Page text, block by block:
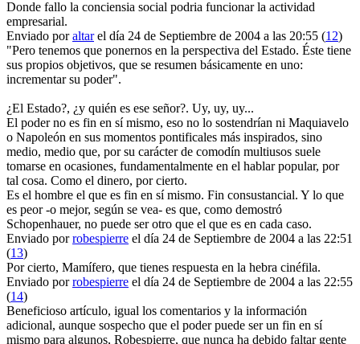
Donde fallo la conciensia social podria funcionar la actividad
empresarial.
Enviado poraltarel día 24 de Septiembre de 2004 a las 20:55 (12)
"Pero tenemos que ponernos en la perspectiva del Estado. Éste tiene
sus propios objetivos, que se resumen básicamente en uno:
incrementar su poder".
¿El Estado?, ¿y quién es ese señor?. Uy, uy, uy...
El poder no es fin en sí mismo, eso no lo sostendrían ni Maquiavelo
o Napoleón en sus momentos pontificales más inspirados, sino
medio, medio que, por su carácter de comodín multiusos suele
tomarse en ocasiones, fundamentalmente en el hablar popular, por
tal cosa. Como el dinero, por cierto.
Es el hombre el que es fin en sí mismo. Fin consustancial. Y lo que
es peor -o mejor, según se vea- es que, como demostró
Schopenhauer, no puede ser otro que el que es en cada caso.
Enviado porrobespierre el día 24 de Septiembre de 2004 a las 22:51
(13)
Por cierto, Mamífero, que tienes respuesta en la hebra cinéfila.
Enviado porrobespierre el día 24 de Septiembre de 2004 a las 22:55
(14)
Beneficioso artículo, igual los comentarios y la información
adicional, aunque sospecho que el poder puede ser un fin en sí
mismo para algunos, Robespierre, que nunca ha debido faltar gente